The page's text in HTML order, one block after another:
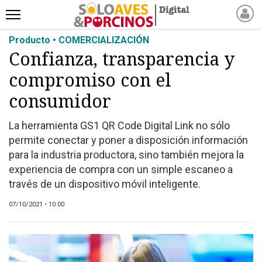
INICIO
NOTICIAS RECIENTES
NOTICIAS
ARTÍCULOS
PROCESO
PRODUCTO
NUEVOS PRODUCTOS
MARKETPLACE
REVISTAS
CAPACITACIONES
DIRECTORIO
Producto • COMERCIALIZACIÓN
Confianza, transparencia y
compromiso con el
consumidor
La herramienta GS1 QR Code Digital Link no sólo
permite conectar y poner a disposición información
para la industria productora, sino también mejora la
experiencia de compra con un simple escaneo a
través de un dispositivo móvil inteligente.
07/10/2021 • 10:00